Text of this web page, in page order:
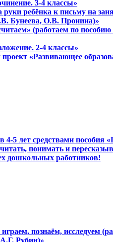
3-4 классы»
руки ребёнка к письму на
Бунеева, О.В. Пронина)»
(работаем по
2-4 классы»
«Развивающее
5 лет средствами
понимать и
дошкольных работников!
познаём, исследуем
Рубин)»